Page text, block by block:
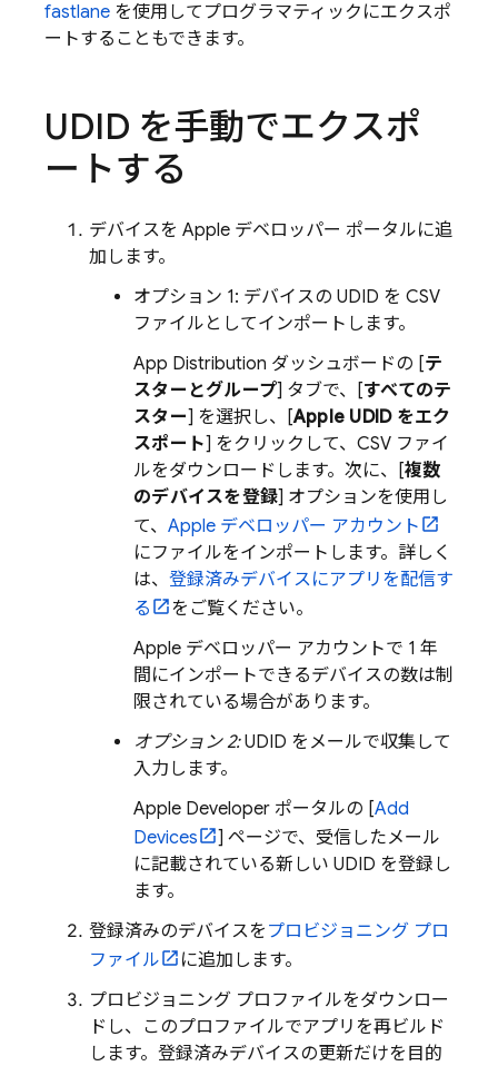
fastlane を使用してプログラマティックにエクスポ
ートすることもできます。
UDID を手動でエクスポ
ートする
デバイスを Apple デベロッパー ポータルに追
加します。
オプション 1: デバイスの UDID を CSV
ファイルとしてインポートします。
App Distribution ダッシュボードの [テ
スターとグループ] タブで、[すべてのテ
スター] を選択し、[Apple UDID をエク
スポート] をクリックして、CSV ファイ
ルをダウンロードします。次に、[複数
のデバイスを登録] オプションを使用し
て、 Apple デベロッパー アカウント
にファイルをインポートします。詳しく
は、 登録済みデバイスにアプリを配信す
る
をご覧ください。
Apple デベロッパー アカウントで 1 年
間にインポートできるデバイスの数は制
限されている場合があります。
オプション 2:UDID をメールで収集して
入力します。
Apple Developer ポータルの [Add
Devices
] ページで、受信したメール
に記載されている新しい UDID を登録し
ます。
登録済みのデバイスを プロビジョニング プロ
ファイル
に追加します。
プロビジョニング プロファイルをダウンロー
ドし、このプロファイルでアプリを再ビルド
します。登録済みデバイスの更新だけを目的